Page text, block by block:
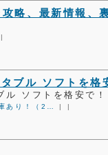
略、最新情報、
|
ブル ソフトを格
ル ソフトを格安で！
あり！（2… | |